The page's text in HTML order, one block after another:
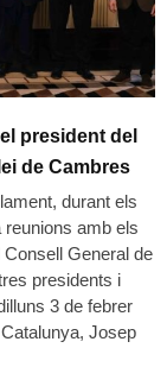
president del
de Cambres
durant els
amb els
General de
presidents i
3 de febrer
Josep